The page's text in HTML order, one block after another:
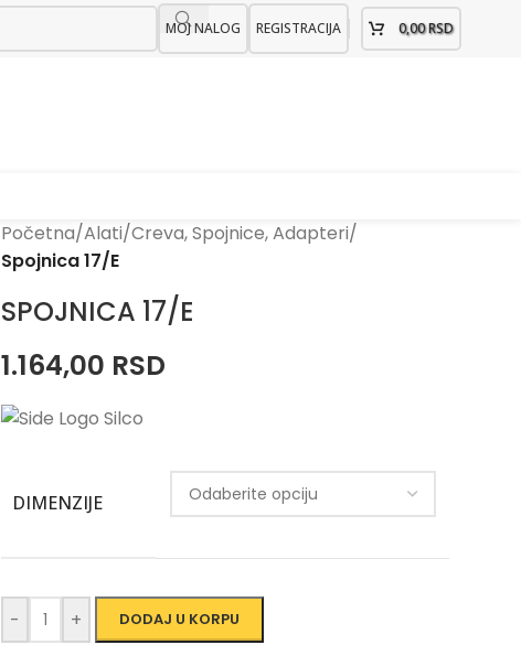
MOJ NALOG REGISTRACIJA 0,00RSD
Početna/Alati/Creva, Spojnice, Adapteri/
Spojnica 17/E
SPOJNICA 17/E
1.164,00 RSD
DIMENZIJE
- + DODAJ U KORPU